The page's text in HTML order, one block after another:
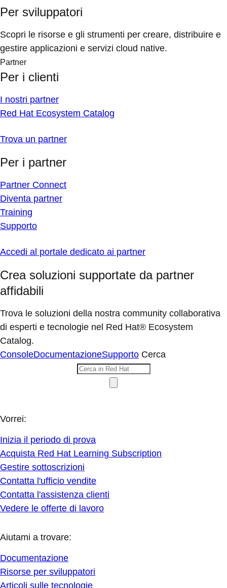
Per sviluppatori
Scopri le risorse e gli strumenti per creare, distribuire e
gestire applicazioni e servizi cloud native.
Partner
Per i clienti
I nostri partner
Red Hat Ecosystem Catalog
Trova un partner
Per i partner
Partner Connect
Diventa partner
Training
Supporto
Accedi al portale dedicato ai partner
Crea soluzioni supportate da partner
affidabili
Trova le soluzioni della nostra community collaborativa
di esperti e tecnologie nel Red Hat® Ecosystem
Catalog.
ConsoleDocumentazioneSupporto Cerca
Vorrei:
Inizia il periodo di prova
Acquista Red Hat Learning Subscription
Gestire sottoscrizioni
Contatta l'ufficio vendite
Contatta l'assistenza clienti
Vedere le offerte di lavoro
Aiutami a trovare:
Documentazione
Risorse per sviluppatori
Articoli sulle tecnologie